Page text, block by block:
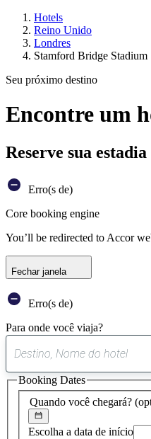
Hotels
Reino Unido
Londres
Stamford Bridge Stadium
Seu próximo destino
Encontre um
Reserve sua
Erro(s de)
Core booking engine
You’ll be redirected to Accor
Fechar janela
Erro(s de)
Para onde você viaja?
Quando você chegará?
Escolha a data de início
Booking Dates